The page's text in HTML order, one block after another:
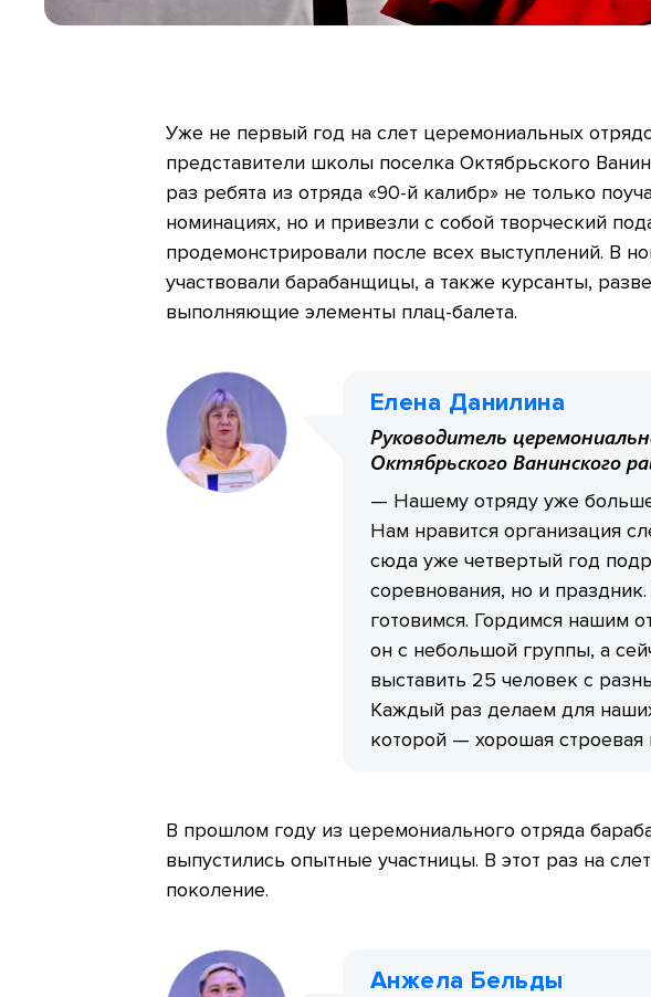
Уже не первый год на слет церемониальных
представители школы поселка Октябрьского
раз ребята из отряда «90-й калибр» не только
номинациях, но и привезли с собой творческий
продемонстрировали после всех выступлений. В
участвовали барабанщицы, а также курсанты,
выполняющие элементы плац-балета.
Елена Данилина
Руководитель
Октябрьского Ванинского
— Нашему отряду уже больше
Нам нравится организация
сюда уже четвертый год
соревнования, но и
готовимся. Гордимся нашим
он с небольшой группы, а
выставить 25 человек с
Каждый раз делаем для
которой — хорошая строевая
В прошлом году из церемониального отряда
выпустились опытные участницы. В этот раз на
поколение.
Анжела Бельды